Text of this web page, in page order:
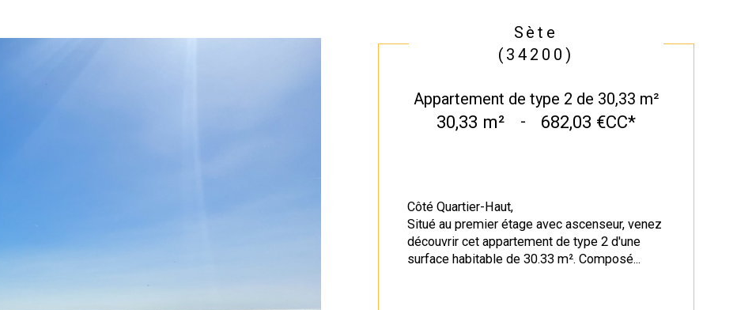
Sète
(34200)
Appartement de type 2 de 30,33 m²
30,33 m² - 682,03 €CC*
Côté Quartier-Haut,
Situé au premier étage avec ascenseur, venez
découvrir cet appartement de type 2 d'une
surface habitable de 30.33 m². Composé...